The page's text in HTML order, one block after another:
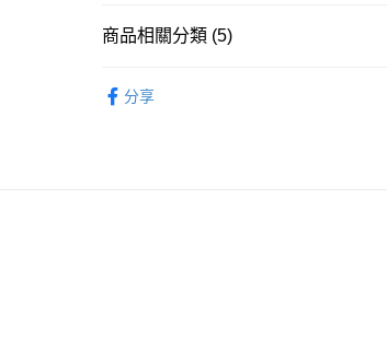
WeChat Pay
送貨方式
商品相關分類 (5)
分享